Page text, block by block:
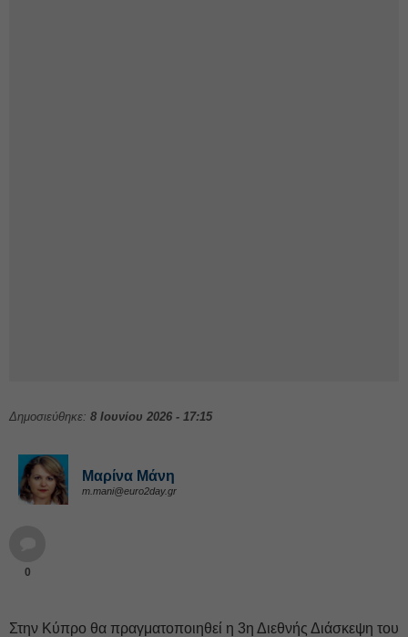
Δημοσιεύθηκε: 8 Ιουνίου 2026 - 17:15
Μαρίνα Μάνη
m.mani@euro2day.gr
0
Στην Κύπρο θα πραγματοποιηθεί η 3η Διεθνής Διάσκεψη του